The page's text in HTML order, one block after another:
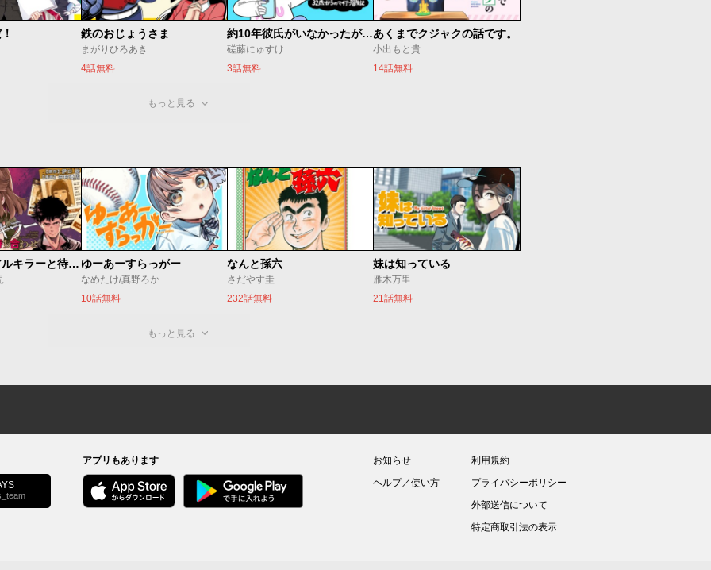
鉄のおじょうさま
まがりひろあき
4話無料
約10年彼氏がいなかったが結婚できるか本気出してみた 32歳からのマチアプ冒険記
磋藤にゅすけ
3話無料
あくまでクジャクの話です。
小出もと貴
14話無料
もっと見る
今夜もシリアルキラーと待ち合わせ ゆーあーすらっがー
なめたけ/真野ろか
10話無料
なんと孫六
さだやす圭
232話無料
妹は知っている
雁木万里
21話無料
もっと見る
アプリもあります
お知らせ
ヘルプ／使い方
利用規約
プライバシーポリシー
外部送信について
特定商取引法の表示